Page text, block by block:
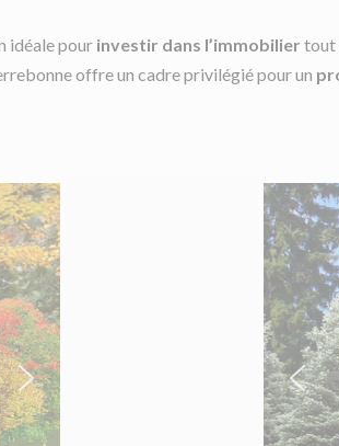
idéale pour investir dans l’immobilier tout
offre un cadre privilégié pour un